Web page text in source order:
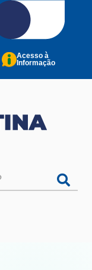
Acesso à
Informação